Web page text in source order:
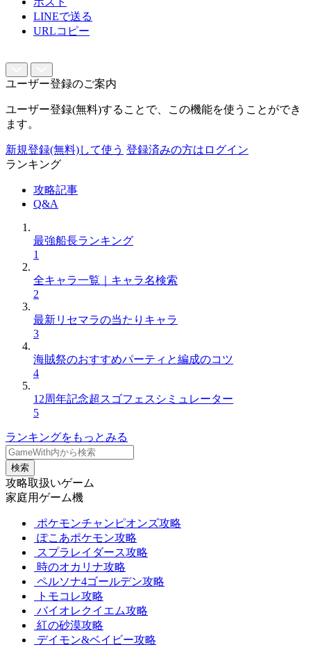
LINEで送る
URLコピー
ユーザー登録のご案内
ユーザー登録(無料)することで、この機能を使うことができ
ます。
新規登録(無料)して使う 登録済みの方はログイン
ランキング
攻略記事
Q&A
最強船長ランキング
1
全キャラ一覧｜キャラ名検索
2
最新リセマラの当たりキャラ
3
海賊祭のおすすめパーティと編成のコツ
4
12周年記念超スゴフェスシミュレーター
5
ランキングをもっとみる
検索
攻略取扱いゲーム
家庭用ゲーム機
ポケモンチャンピオンズ攻略
ぽこあポケモン攻略
スプラレイダース攻略
時のオカリナ攻略
ペルソナ4ゴールデン攻略
トモコレ攻略
バイオレクイエム攻略
紅の砂漠攻略
デイモン&ベイビー攻略